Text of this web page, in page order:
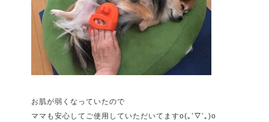
お肌が弱くなっていたので
ママも安心してご使用していただいてますo(｡’▽︎’｡)o